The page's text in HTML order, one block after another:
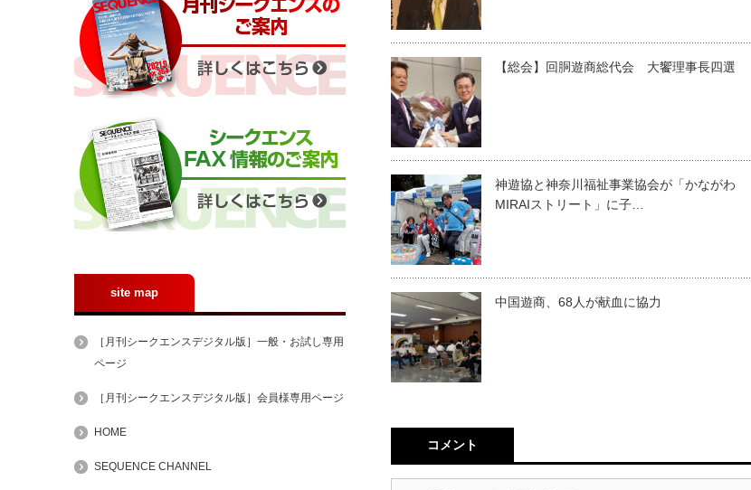
【総会】回胴遊商総代会 大饗理事長四選
神遊協と神奈川福祉事業協会が「かながわ
MIRAIストリート」に子…
中国遊商、68人が献血に協力
コメント
site map
［月刊シークエンスデジタル版］一般・お試し専用
ページ
［月刊シークエンスデジタル版］会員様専用ページ
HOME
SEQUENCE CHANNEL